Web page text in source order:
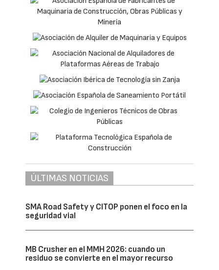
ÚLTIMAS NOTICIAS
SMA Road Safety y CITOP ponen el foco en la
seguridad vial
MB Crusher en el MMH 2026: cuando un
residuo se convierte en el mayor recurso